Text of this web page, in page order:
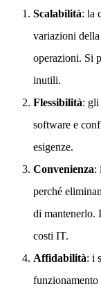
Scalabilità: la
variazioni
operazioni. Si
inutili.
Flessibilità: gli
software e
esigenze.
Convenienza:
perché
di mantenerlo.
costi IT.
Affidabilità: i